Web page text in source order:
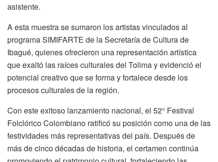
asistente.
A esta muestra se sumaron los artistas vinculados al
programa SIMIFARTE de la Secretaría de Cultura de
Ibagué, quienes ofrecieron una representación artística
que exaltó las raíces culturales del Tolima y evidenció el
potencial creativo que se forma y fortalece desde los
procesos culturales de la región.
Con este exitoso lanzamiento nacional, el 52° Festival
Folclórico Colombiano ratificó su posición como una de las
festividades más representativas del país. Después de
más de cinco décadas de historia, el certamen continúa